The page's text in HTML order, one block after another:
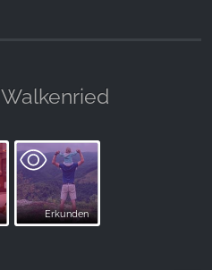
Walkenried
Erkunden